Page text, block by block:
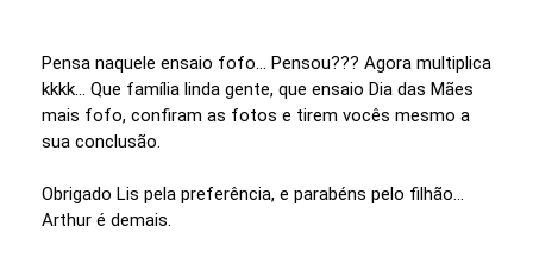
Pensa naquele ensaio fofo... Pensou??? Agora multiplica
kkkk... Que família linda gente, que ensaio Dia das Mães
mais fofo, confiram as fotos e tirem vocês mesmo a
sua conclusão.
Obrigado Lis pela preferência, e parabéns pelo filhão...
Arthur é demais.